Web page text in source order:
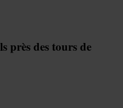
près des tours de